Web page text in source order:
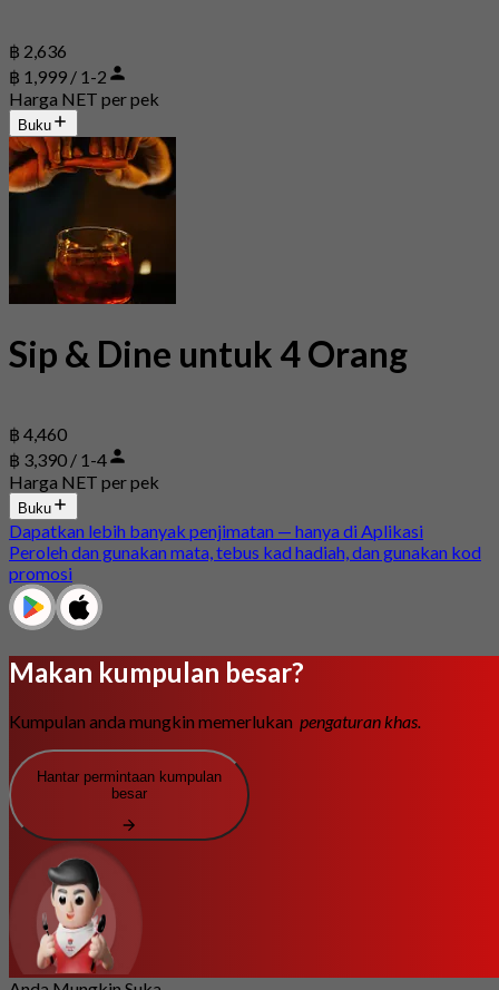
฿ 2,636
฿ 1,999 / 1-2
Harga NET per pek
Buku
Sip & Dine untuk 4 Orang
฿ 4,460
฿ 3,390 / 1-4
Harga NET per pek
Buku
Dapatkan lebih banyak penjimatan — hanya di Aplikasi
Peroleh dan gunakan mata, tebus kad hadiah, dan gunakan kod
promosi
Makan kumpulan besar?
Kumpulan anda mungkin memerlukan pengaturan khas.
Hantar permintaan kumpulan
besar